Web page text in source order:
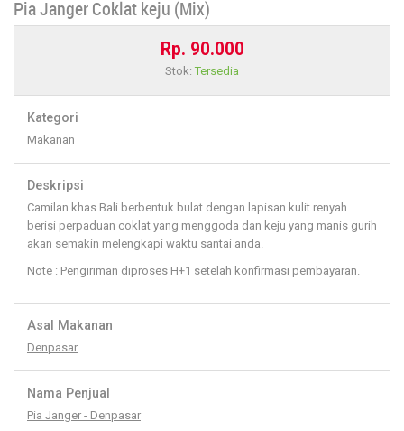
Pia Janger Coklat keju (Mix)
Rp. 90.000
Stok: Tersedia
Kategori
Makanan
Deskripsi
Camilan khas Bali berbentuk bulat dengan lapisan kulit renyah
berisi perpaduan coklat yang menggoda dan keju yang manis gurih
akan semakin melengkapi waktu santai anda.
Note : Pengiriman diproses H+1 setelah konfirmasi pembayaran.
Asal Makanan
Denpasar
Nama Penjual
Pia Janger - Denpasar